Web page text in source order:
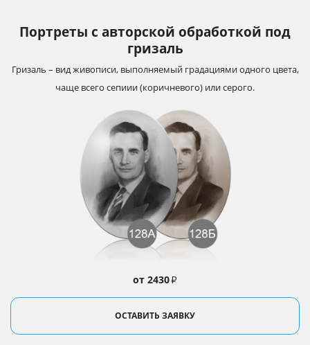
Портреты с авторской обработкой под
гризаль
от 2430₽
Гризаль – вид живописи, выполняемый градациями одного цвета,
чаще всего сепиии (коричневого) или серого.
ОСТАВИТЬ ЗАЯВКУ